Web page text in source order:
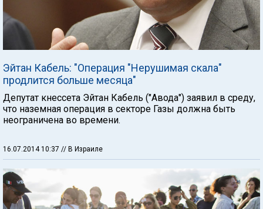
Эйтан Кабель: "Операция "Нерушимая скала"
продлится больше месяца"
Депутат кнессета Эйтан Кабель ("Авода") заявил в среду,
что наземная операция в секторе Газы должна быть
неограничена во времени.
16.07.2014 10:37 // В Израиле